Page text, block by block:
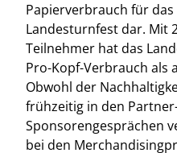
Papierverbrauch für
Landesturnfest dar. Mit
Teilnehmer hat das
Pro-Kopf-Verbrauch als
Obwohl der
frühzeitig in den
Sponsorengesprächen
bei den